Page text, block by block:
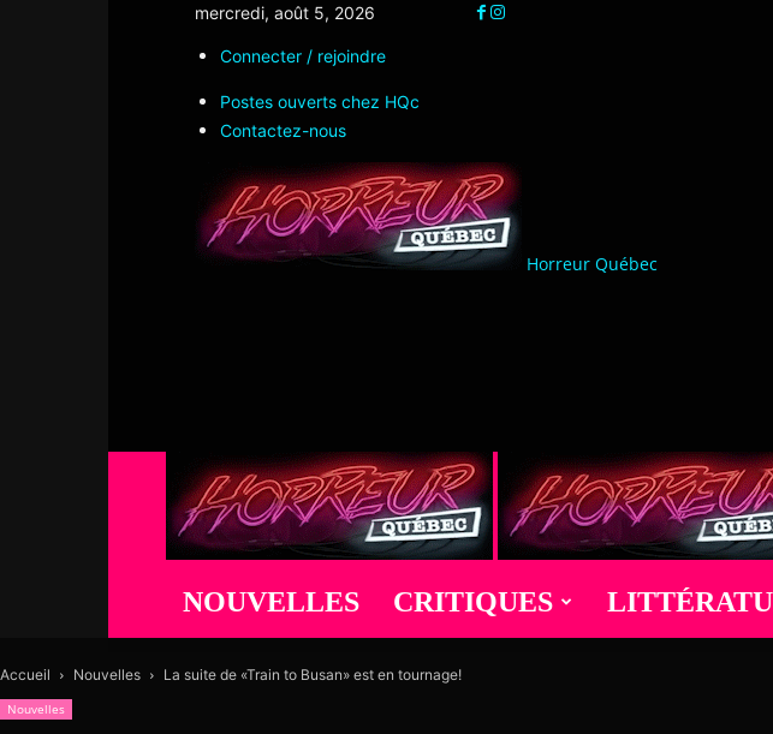
mercredi, août 5, 2026
Connecter / rejoindre
Postes ouverts chez HQc
Contactez-nous
Horreur Québec
NOUVELLES CRITIQUES
Accueil Nouvelles La suite de «Train to Busan» est en tournage!
Nouvelles